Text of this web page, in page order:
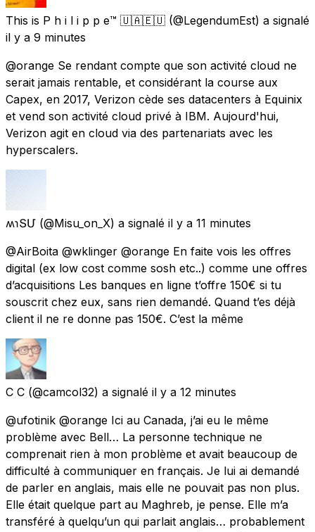
This is P h i l i p p e™️ 🇺🇦🇪🇺 (@LegendumEst) a signalé
il y a 9 minutes
@orange Se rendant compte que son activité cloud ne
serait jamais rentable, et considérant la course aux
Capex, en 2017, Verizon cède ses datacenters à Equinix
et vend son activité cloud privé à IBM. Aujourd'hui,
Verizon agit en cloud via des partenariats avec les
hyperscalers.
ʍɿՏՄ (@Misu_on_X) a signalé il y a 11 minutes
@AirBoita @wklinger @orange En faite vois les offres
digital (ex low cost comme sosh etc..) comme une offres
d’acquisitions Les banques en ligne t’offre 150€ si tu
souscrit chez eux, sans rien demandé. Quand t’es déjà
client il ne re donne pas 150€. C’est la même
C C (@camcol32) a signalé il y a 12 minutes
@ufotinik @orange Ici au Canada, j’ai eu le même
problème avec Bell… La personne technique ne
comprenait rien à mon problème et avait beaucoup de
difficulté à communiquer en français. Je lui ai demandé
de parler en anglais, mais elle ne pouvait pas non plus.
Elle était quelque part au Maghreb, je pense. Elle m’a
transféré à quelqu’un qui parlait anglais… probablement